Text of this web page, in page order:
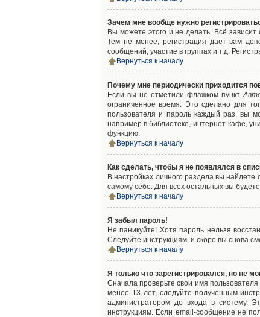
Зачем мне вообще нужно
Вы можете этого и не делать. Всё
Тем не менее, регистрация дает вам
сообщений, участие в группах и т.д.
Вернуться к началу
Почему мне периодически приходится
Если вы не отметили флажком пункт
ограниченное время. Это сделано для
пользователя и пароль каждый раз, вы
например в библиотеке, интернет-кафе,
функцию.
Вернуться к началу
Как сделать, чтобы я не появлялся в
В настройках личного раздела вы найдете
самому себе. Для всех остальных вы
Вернуться к началу
Я забыл пароль!
Не паникуйте! Хотя пароль нельзя
Следуйте инструкциям, и скоро вы снова
Вернуться к началу
Я только что зарегистрировался, но не
Сначала проверьте свои имя
менее 13 лет, следуйте полученным
администратором до входа в систему.
инструкциям. Если email-сообщение не